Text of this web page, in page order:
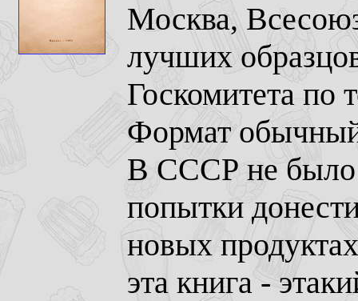
Москва,
лучших
Госкомитета
Формат
В СССР не было
попытки
новых
эта книга -